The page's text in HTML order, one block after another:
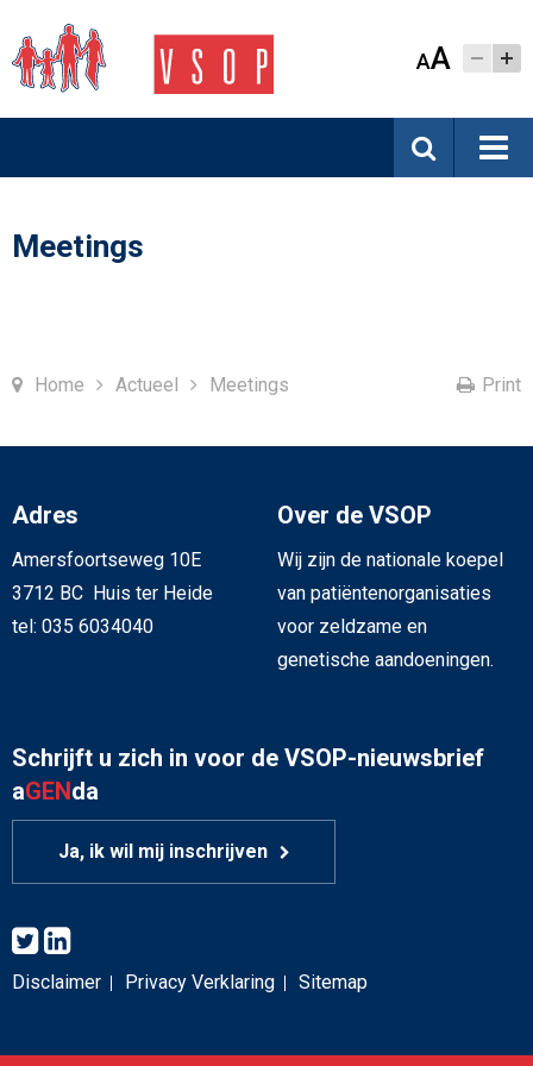
AA
Meetings
Home Actueel Meetings Print
Adres
Amersfoortseweg 10E
3712 BC Huis ter Heide
tel: 035 6034040
Over de VSOP
Wij zijn de nationale koepel
van patiëntenorganisaties
voor zeldzame en
genetische aandoeningen.
Schrijft u zich in voor de VSOP-nieuwsbrief
aGENda
Ja, ik wil mij inschrijven
Disclaimer Privacy Verklaring Sitemap